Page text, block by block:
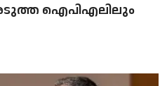
അടുത്ത ഐപിഎലിലും